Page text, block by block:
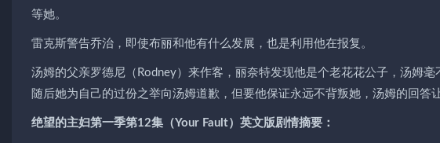
等她。
雷克斯警告乔治，即使布丽和他有什么发展，也是利用他在报复。
汤姆的父亲罗德尼（Rodney）来作客，丽奈特发现他是个老花花公子，汤姆
随后她为自己的过份之举向汤姆道歉，但要他保证永远不背叛她，汤姆的回答
绝望的主妇第一季第12集（Your Fault）英文版剧情摘要：